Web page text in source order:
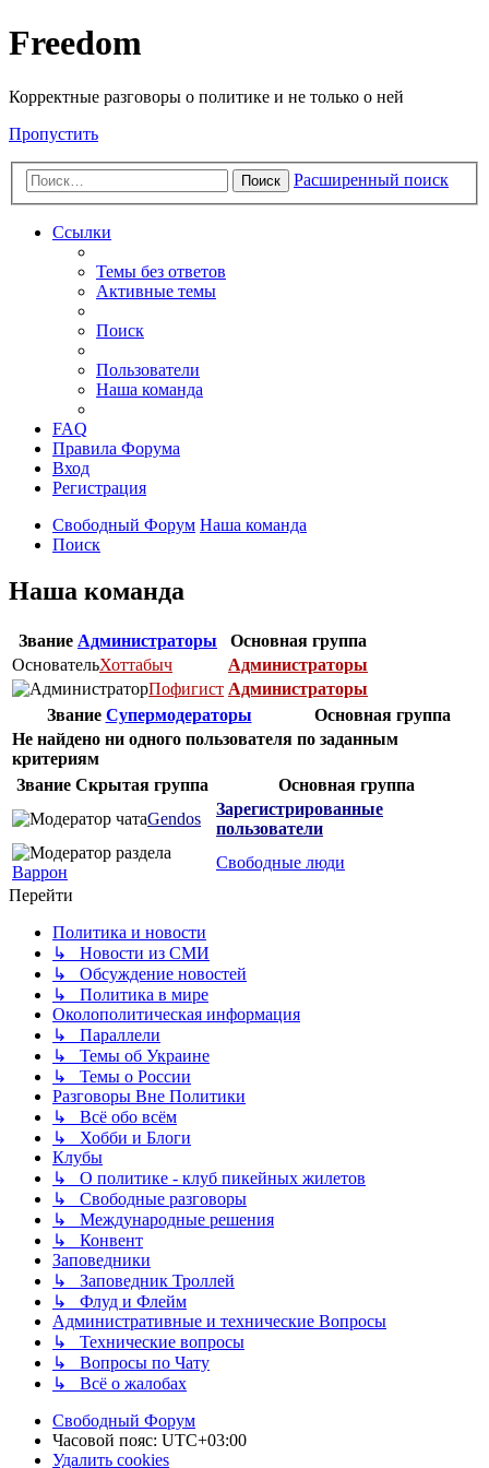
Freedom
Корректные разговоры о политике и не только о ней
Пропустить
Поиск Расширенный поиск
Ссылки
Темы без ответов
Активные темы
Поиск
Пользователи
Наша команда
FAQ
Правила Форума
Вход
Регистрация
Свободный Форум Наша команда
Поиск
Наша команда
Звание Администраторы
Основная группа
ОсновательХоттабыч
Администраторы
Пофигист Администраторы
Звание Супермодераторы
Основная группа
Не найдено ни одного пользователя по заданным
критериям
Звание Скрытая группа
Основная группа
Gendos
Зарегистрированные
пользователи
Варрон
Свободные люди
Перейти
Политика и новости
↳ Новости из СМИ
↳ Обсуждение новостей
↳ Политика в мире
Околополитическая информация
↳ Параллели
↳ Темы об Украине
↳ Темы о России
Разговоры Вне Политики
↳ Всё обо всём
↳ Хобби и Блоги
Клубы
↳ О политике - клуб пикейных жилетов
↳ Свободные разговоры
↳ Международные решения
↳ Конвент
Заповедники
↳ Заповедник Троллей
↳ Флуд и Флейм
Административные и технические Вопросы
↳ Технические вопросы
↳ Вопросы по Чату
↳ Всё о жалобах
Свободный Форум
Часовой пояс: UTC+03:00
Удалить cookies